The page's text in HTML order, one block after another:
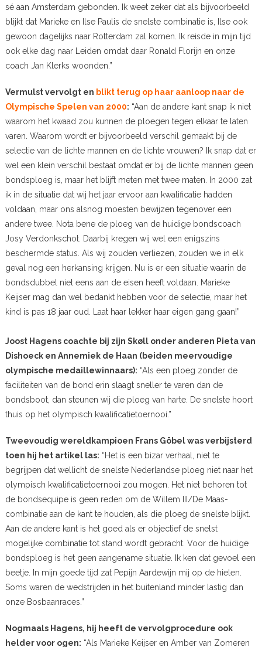
sé aan Amsterdam gebonden. Ik weet zeker dat als bijvoorbeeld
blijkt dat Marieke en Ilse Paulis de snelste combinatie is, Ilse ook
gewoon dagelijks naar Rotterdam zal komen. Ik reisde in mijn tijd
ook elke dag naar Leiden omdat daar Ronald Florijn en onze
coach Jan Klerks woonden.”
Vermulst vervolgt en blikt terug op haar aanloop naar de
Olympische Spelen van 2000: “Aan de andere kant snap ik niet
waarom het kwaad zou kunnen de ploegen tegen elkaar te laten
varen. Waarom wordt er bijvoorbeeld verschil gemaakt bij de
selectie van de lichte mannen en de lichte vrouwen? Ik snap dat er
wel een klein verschil bestaat omdat er bij de lichte mannen geen
bondsploeg is, maar het blijft meten met twee maten. In 2000 zat
ik in de situatie dat wij het jaar ervoor aan kwalificatie hadden
voldaan, maar ons alsnog moesten bewijzen tegenover een
andere twee. Nota bene de ploeg van de huidige bondscoach
Josy Verdonkschot. Daarbij kregen wij wel een enigszins
beschermde status. Als wij zouden verliezen, zouden we in elk
geval nog een herkansing krijgen. Nu is er een situatie waarin de
bondsdubbel niet eens aan de eisen heeft voldaan. Marieke
Keijser mag dan wel bedankt hebben voor de selectie, maar het
kind is pas 18 jaar oud. Laat haar lekker haar eigen gang gaan!”
Joost Hagens coachte bij zijn Skøll onder anderen Pieta van
Dishoeck en Annemiek de Haan (beiden meervoudige
olympische medaillewinnaars): “Als een ploeg zonder de
faciliteiten van de bond erin slaagt sneller te varen dan de
bondsboot, dan steunen wij die ploeg van harte. De snelste hoort
thuis op het olympisch kwalificatietoernooi.”
Tweevoudig wereldkampioen Frans Göbel was verbijsterd
toen hij het artikel las: “Het is een bizar verhaal, niet te
begrijpen dat wellicht de snelste Nederlandse ploeg niet naar het
olympisch kwalificatietoernooi zou mogen. Het niet behoren tot
de bondsequipe is geen reden om de Willem III/De Maas-
combinatie aan de kant te houden, als die ploeg de snelste blijkt.
Aan de andere kant is het goed als er objectief de snelst
mogelijke combinatie tot stand wordt gebracht. Voor de huidige
bondsploeg is het geen aangename situatie. Ik ken dat gevoel een
beetje. In mijn goede tijd zat Pepijn Aardewijn mij op de hielen.
Soms waren de wedstrijden in het buitenland minder lastig dan
onze Bosbaanraces.”
Nogmaals Hagens, hij heeft de vervolgprocedure ook
helder voor ogen: “Als Marieke Keijser en Amber van Zomeren